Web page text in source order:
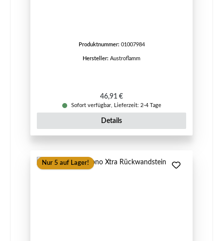
Produktnummer: 01007984
Hersteller: Austroflamm
Regulärer Preis:
46,91 €
Sofort verfügbar, Lieferzeit: 2-4 Tage
Details
Nur 5 auf Lager!